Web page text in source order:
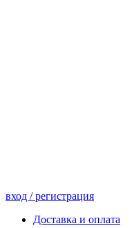
вход / регистрация
Доставка и оплата